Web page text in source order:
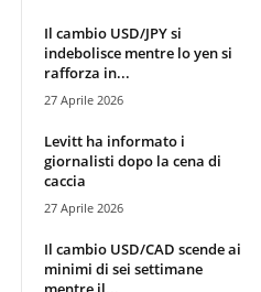
Il cambio USD/JPY si
indebolisce mentre lo yen si
rafforza in...
27 Aprile 2026
Levitt ha informato i
giornalisti dopo la cena di
caccia
27 Aprile 2026
Il cambio USD/CAD scende ai
minimi di sei settimane